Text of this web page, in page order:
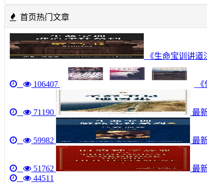
首页热门文章
《生命宝训讲
106407
71190 最
59982 最
51762
最
44511